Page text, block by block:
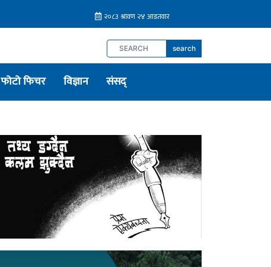
search
फोटो फिचर विज्ञान संसद्